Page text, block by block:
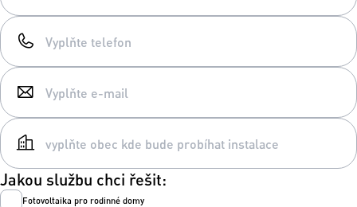
Jakou službu chci řešit:
Fotovoltaika pro rodinné domy